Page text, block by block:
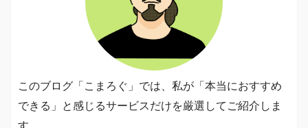
このブログ「こまろぐ」では、私が「本当におすすめ
できる」と感じるサービスだけを厳選してご紹介しま